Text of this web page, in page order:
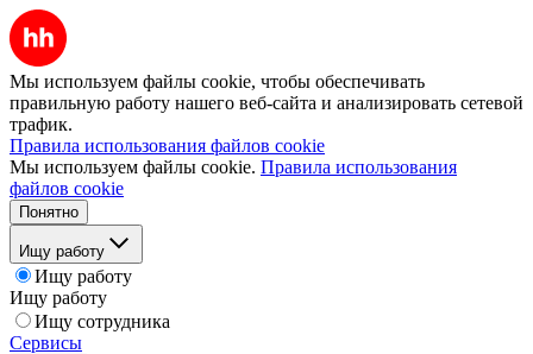
Мы используем файлы cookie, чтобы обеспечивать
правильную работу нашего веб-сайта и анализировать сетевой
трафик.
Правила использования файлов cookie
Мы используем файлы cookie. Правила использования
файлов cookie
Понятно
Ищу работу
Ищу работу
Ищу работу
Ищу сотрудника
Сервисы